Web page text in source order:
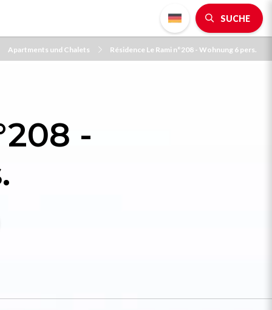
SUCHE
Apartments und Chalets Résidence Le Rami n°208 - Wohnung 6 pers.
-